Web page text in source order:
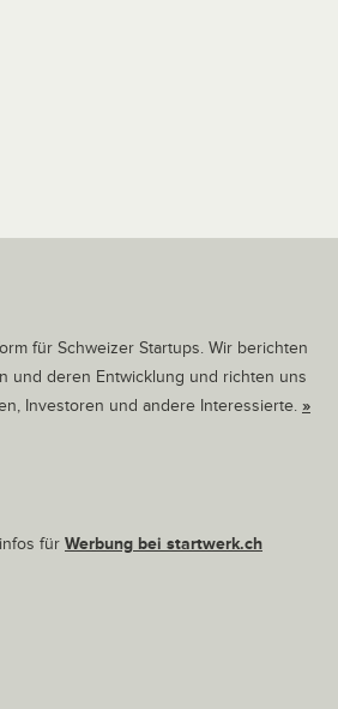
für Schweizer Startups. Wir berichten
und deren Entwicklung und richten uns
Investoren und andere Interessierte. »
für Werbung bei startwerk.ch